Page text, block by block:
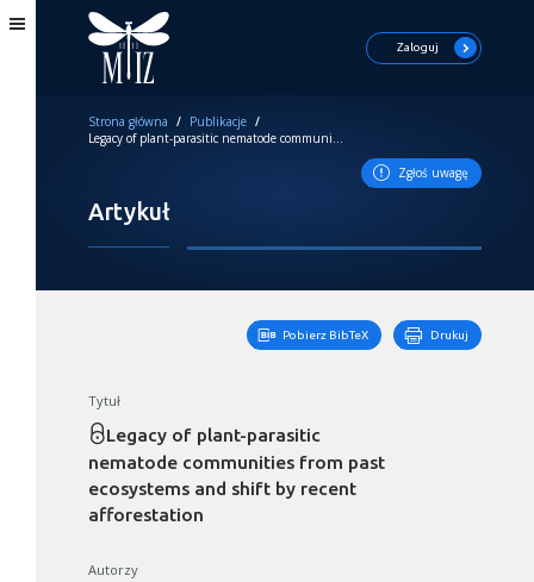
Zaloguj
Strona główna / Publikacje /
Legacy of plant-parasitic nematode communities from past ecosystems and shift by recent afforestation
Zgłoś uwagę
Artykuł
Pobierz BibTeX Drukuj
Tytuł
Legacy of plant-parasitic
nematode communities from past
ecosystems and shift by recent
afforestation
Autorzy